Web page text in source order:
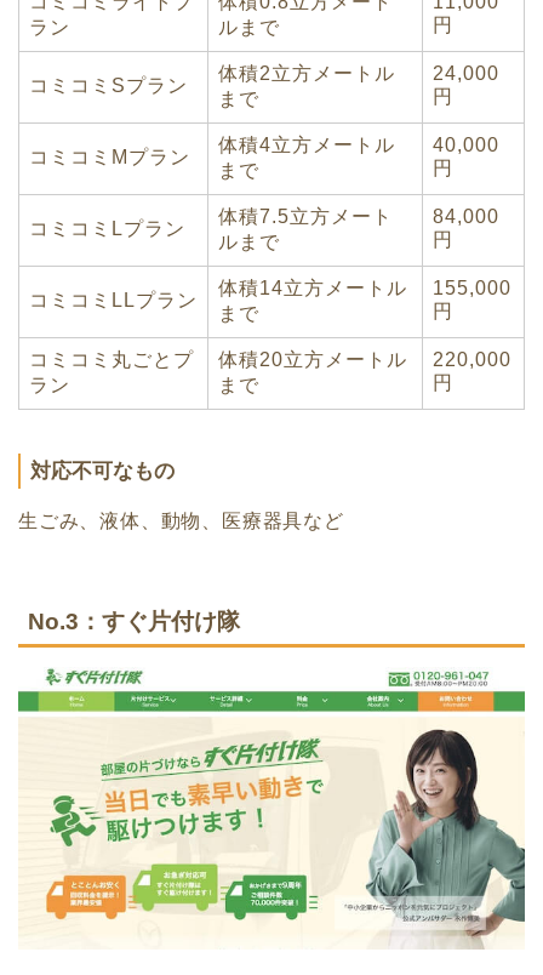
ラン
ルまで
円
コミコミSプラン
体積2立方メートル
まで
24,000
円
コミコミMプラン
体積4立方メートル
まで
40,000
円
コミコミLプラン
体積7.5立方メート
ルまで
84,000
円
コミコミLLプラン
体積14立方メートル
まで
155,000
円
コミコミ丸ごとプ
ラン
体積20立方メートル
まで
220,000
円
対応不可なもの
生ごみ、液体、動物、医療器具など
No.3：すぐ片付け隊